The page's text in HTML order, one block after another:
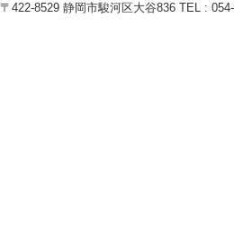
〒422-8529 静岡市駿河区大谷836 TEL : 054-